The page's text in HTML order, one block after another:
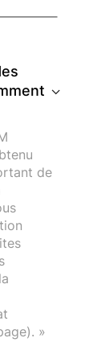
de
»